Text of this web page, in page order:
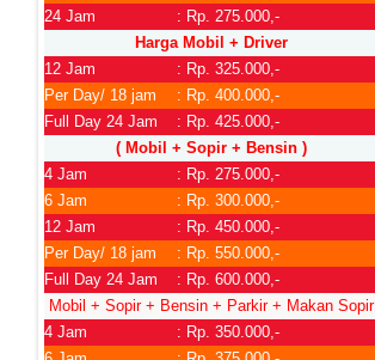
24 Jam
: Rp. 275.000,-
Harga Mobil + Driver
12 Jam
: Rp. 325.000,-
Per Day/ 18 jam
: Rp. 400.000,-
Full Day 24 Jam
: Rp. 425.000,-
( Mobil + Sopir + Bensin )
4 Jam
: Rp. 275.000,-
6 Jam
: Rp. 300.000,-
12 Jam
: Rp. 450.000,-
Per Day/ 18 jam
: Rp. 550.000,-
Full Day 24 Jam
: Rp. 600.000,-
Mobil + Sopir + Bensin + Parkir + Makan Sopir
4 Jam
: Rp. 350.000,-